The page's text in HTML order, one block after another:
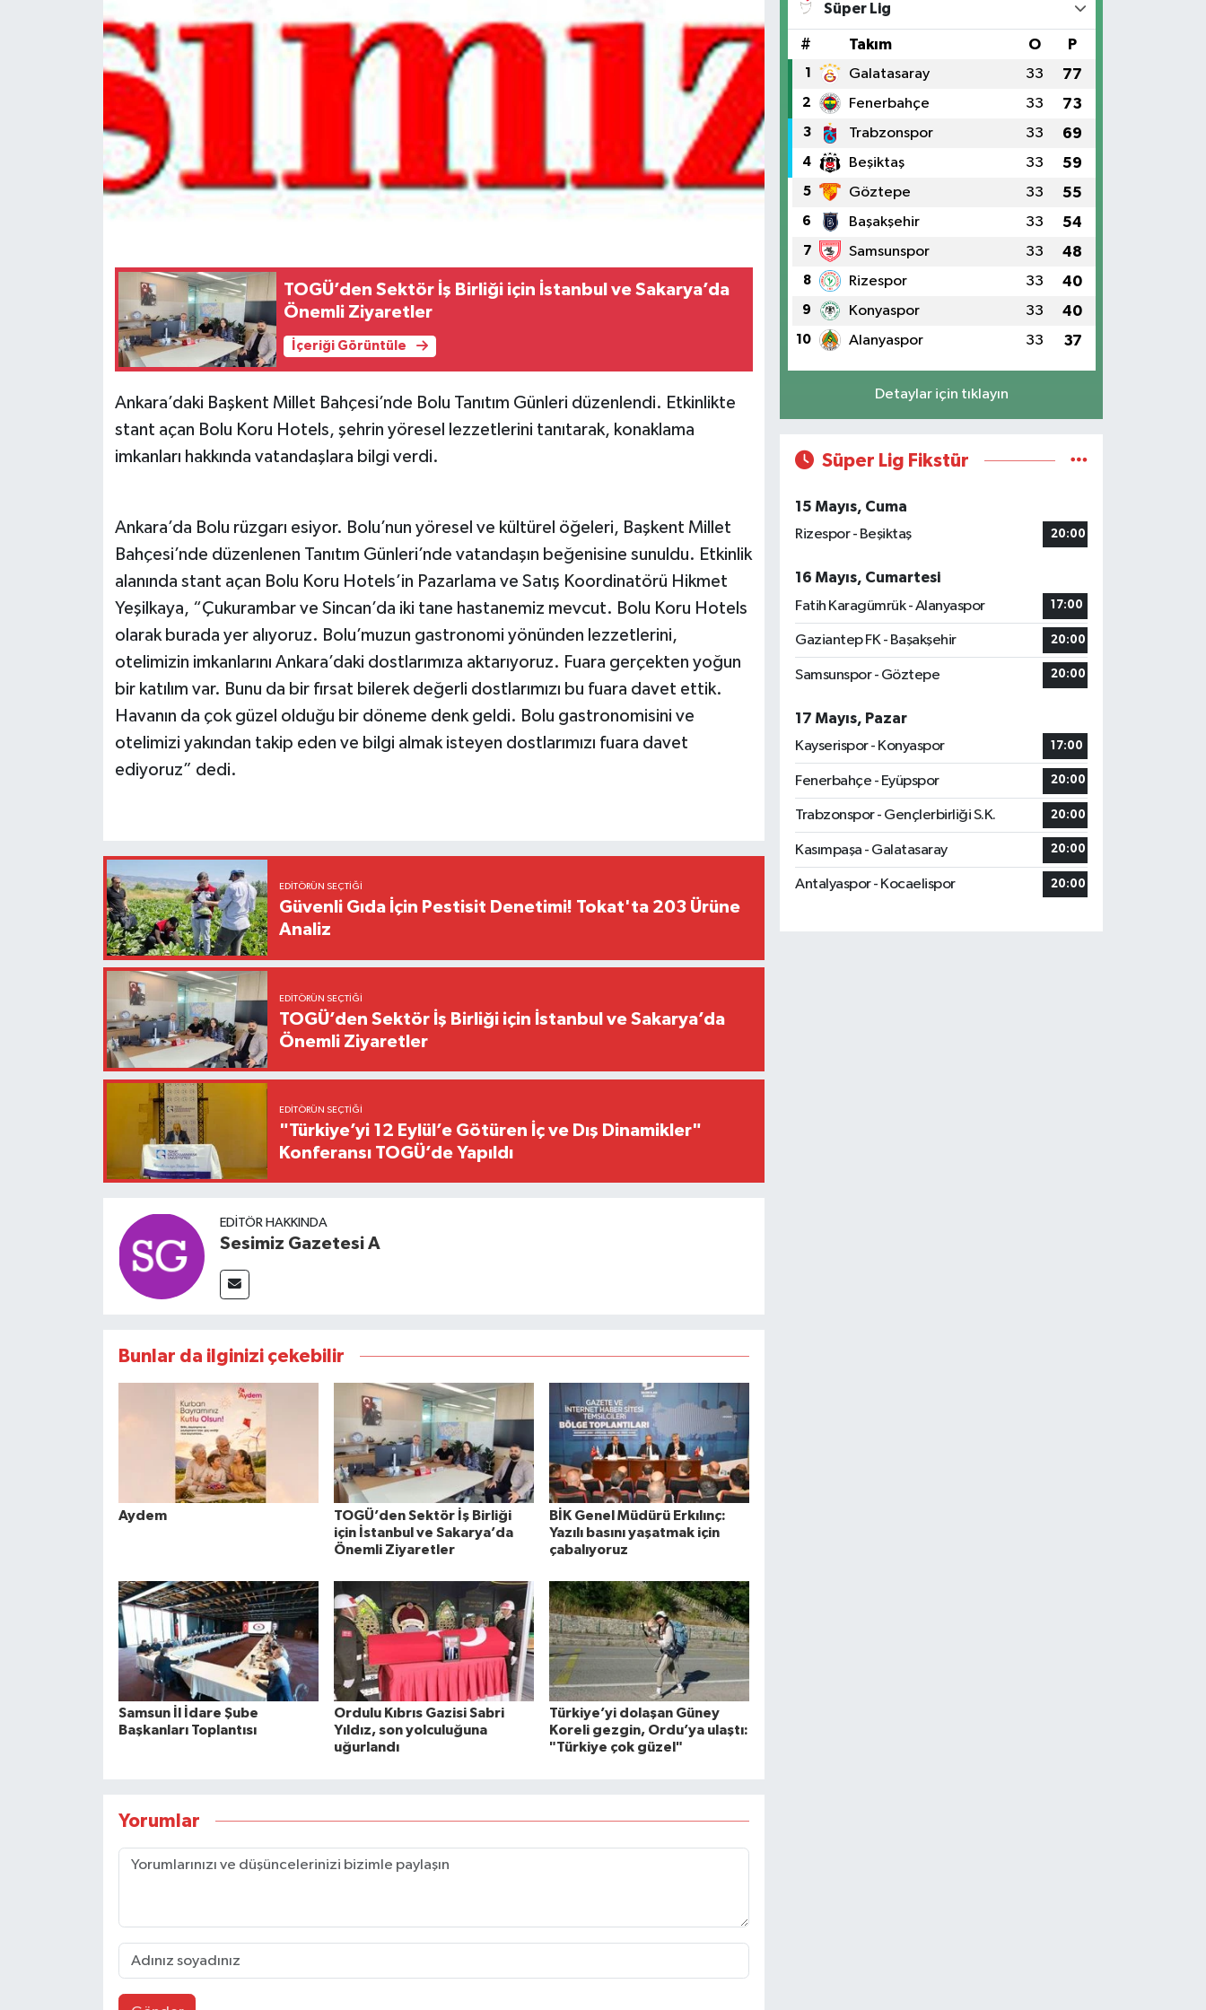
TOGÜ’den Sektör İş Birliği için İstanbul ve Sakarya’da
Önemli Ziyaretler
İçeriği Görüntüle
Ankara’daki Başkent Millet Bahçesi’nde Bolu Tanıtım Günleri düzenlendi. Etkinlikte
stant açan Bolu Koru Hotels, şehrin yöresel lezzetlerini tanıtarak, konaklama
imkanları hakkında vatandaşlara bilgi verdi.
Ankara’da Bolu rüzgarı esiyor. Bolu’nun yöresel ve kültürel öğeleri, Başkent Millet
Bahçesi’nde düzenlenen Tanıtım Günleri’nde vatandaşın beğenisine sunuldu. Etkinlik
alanında stant açan Bolu Koru Hotels’in Pazarlama ve Satış Koordinatörü Hikmet
Yeşilkaya, “Çukurambar ve Sincan’da iki tane hastanemiz mevcut. Bolu Koru Hotels
olarak burada yer alıyoruz. Bolu’muzun gastronomi yönünden lezzetlerini,
otelimizin imkanlarını Ankara’daki dostlarımıza aktarıyoruz. Fuara gerçekten yoğun
bir katılım var. Bunu da bir fırsat bilerek değerli dostlarımızı bu fuara davet ettik.
Havanın da çok güzel olduğu bir döneme denk geldi. Bolu gastronomisini ve
otelimizi yakından takip eden ve bilgi almak isteyen dostlarımızı fuara davet
ediyoruz” dedi.
EDITÖRÜN SEÇTIĞI
Güvenli Gıda İçin Pestisit Denetimi! Tokat'ta 203 Ürüne
Analiz
EDITÖRÜN SEÇTIĞI
TOGÜ’den Sektör İş Birliği için İstanbul ve Sakarya’da
Önemli Ziyaretler
EDITÖRÜN SEÇTIĞI
"Türkiye’yi 12 Eylül’e Götüren İç ve Dış Dinamikler"
Konferansı TOGÜ’de Yapıldı
EDITÖR HAKKINDA
Sesimiz Gazetesi A
Bunlar da ilginizi çekebilir
Aydem
TOGÜ’den Sektör İş Birliği
için İstanbul ve Sakarya’da
Önemli Ziyaretler
BİK Genel Müdürü Erkılınç:
Yazılı basını yaşatmak için
çabalıyoruz
Samsun İl İdare Şube
Başkanları Toplantısı
Ordulu Kıbrıs Gazisi Sabri
Yıldız, son yolculuğuna
uğurlandı
Türkiye’yi dolaşan Güney
Koreli gezgin, Ordu’ya ulaştı:
"Türkiye çok güzel"
Yorumlar
Süper Lig
# Takım O P
1 Galatasaray 33 77
2 Fenerbahçe 33 73
3 Trabzonspor 33 69
4 Beşiktaş 33 59
5 Göztepe 33 55
6 Başakşehir 33 54
7 Samsunspor 33 48
8 Rizespor 33 40
9 Konyaspor 33 40
10 Alanyaspor 33 37
Detaylar için tıklayın
Süper Lig Fikstür
15 Mayıs, Cuma
Rizespor - Beşiktaş
20:00
16 Mayıs, Cumartesi
Fatih Karagümrük - Alanyaspor
17:00
Gaziantep FK - Başakşehir 20:00
Samsunspor - Göztepe 20:00
17 Mayıs, Pazar
Kayserispor - Konyaspor
17:00
Fenerbahçe - Eyüpspor 20:00
Trabzonspor - Gençlerbirliği S.K. 20:00
Kasımpaşa - Galatasaray 20:00
Antalyaspor - Kocaelispor 20:00
Teknoloji
Tokat Haberleri